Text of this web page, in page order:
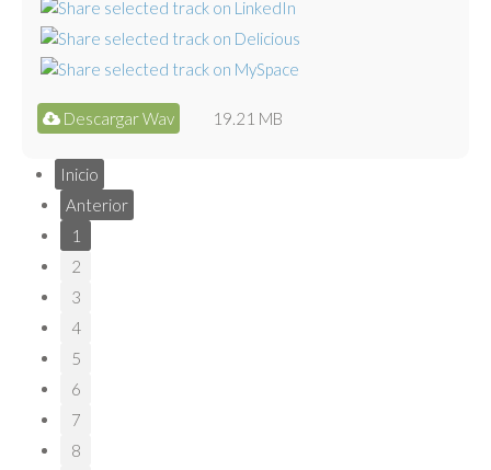
Descargar Wav 19.21 MB
Inicio
Anterior
1
2
3
4
5
6
7
8